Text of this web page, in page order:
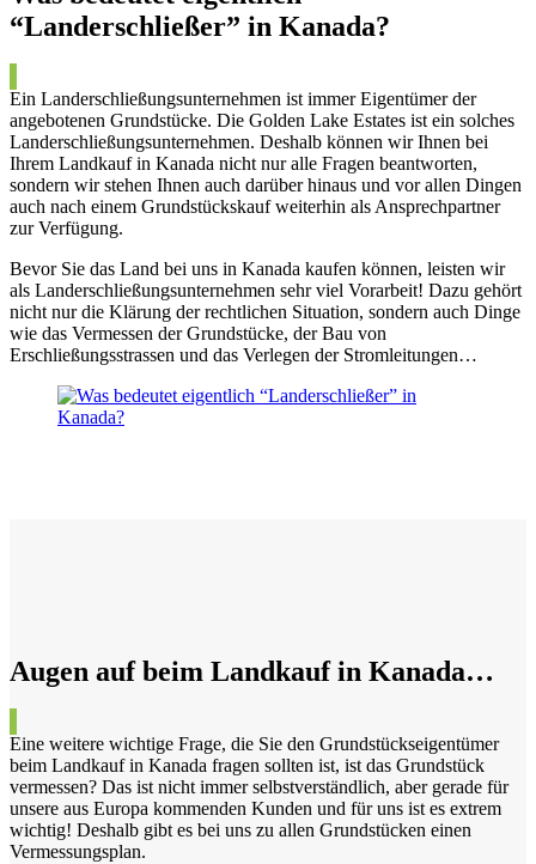
“Landerschließer” in Kanada?
Ein Landerschließungsunternehmen ist immer Eigentümer der
angebotenen Grundstücke. Die Golden Lake Estates ist ein solches
Landerschließungsunternehmen. Deshalb können wir Ihnen bei
Ihrem Landkauf in Kanada nicht nur alle Fragen beantworten,
sondern wir stehen Ihnen auch darüber hinaus und vor allen Dingen
auch nach einem Grundstückskauf weiterhin als Ansprechpartner
zur Verfügung.
Bevor Sie das Land bei uns in Kanada kaufen können, leisten wir
als Landerschließungsunternehmen sehr viel Vorarbeit! Dazu gehört
nicht nur die Klärung der rechtlichen Situation, sondern auch Dinge
wie das Vermessen der Grundstücke, der Bau von
Erschließungsstrassen und das Verlegen der Stromleitungen…
Augen auf beim Landkauf in Kanada…
Eine weitere wichtige Frage, die Sie den Grundstückseigentümer
beim Landkauf in Kanada fragen sollten ist, ist das Grundstück
vermessen? Das ist nicht immer selbstverständlich, aber gerade für
unsere aus Europa kommenden Kunden und für uns ist es extrem
wichtig! Deshalb gibt es bei uns zu allen Grundstücken einen
Vermessungsplan.